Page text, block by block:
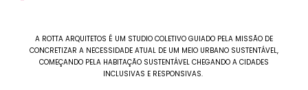
A ROTTA ARQUITETOS É UM STUDIO COLETIVO GUIADO PELA MISSÃO DE
CONCRETIZAR A NECESSIDADE ATUAL DE UM MEIO URBANO SUSTENTÁVEL,
COMEÇANDO PELA HABITAÇÃO SUSTENTÁVEL CHEGANDO A CIDADES
INCLUSIVAS E RESPONSIVAS.